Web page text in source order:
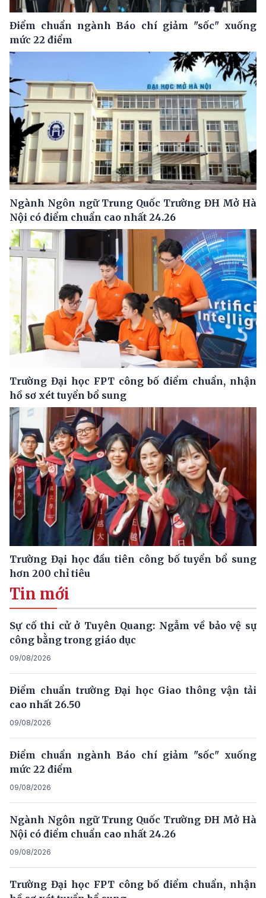
Điểm chuẩn ngành Báo chí giảm "sốc" xuống
mức 22 điểm
Ngành Ngôn ngữ Trung Quốc Trường ĐH Mở Hà
Nội có điểm chuẩn cao nhất 24.26
Trường Đại học FPT công bố điểm chuẩn, nhận
hồ sơ xét tuyển bổ sung
Trường Đại học đầu tiên công bố tuyển bổ sung
hơn 200 chỉ tiêu
Tin mới
Sự cố thi cử ở Tuyên Quang: Ngẫm về bảo vệ sự
công bằng trong giáo dục
09/08/2026
Điểm chuẩn trường Đại học Giao thông vận tải
cao nhất 26.50
09/08/2026
Điểm chuẩn ngành Báo chí giảm "sốc" xuống
mức 22 điểm
09/08/2026
Ngành Ngôn ngữ Trung Quốc Trường ĐH Mở Hà
Nội có điểm chuẩn cao nhất 24.26
09/08/2026
Trường Đại học FPT công bố điểm chuẩn, nhận